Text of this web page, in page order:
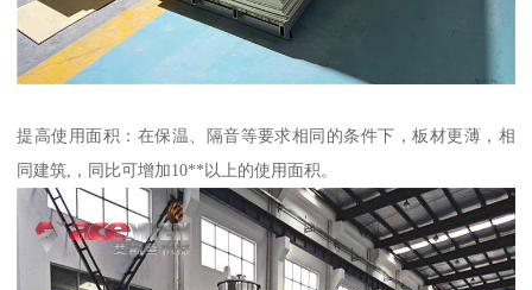
提高使用面积：在保温、隔音等要求相同的条件下，板材更薄，相
同建筑,，同比可增加10**以上的使用面积。